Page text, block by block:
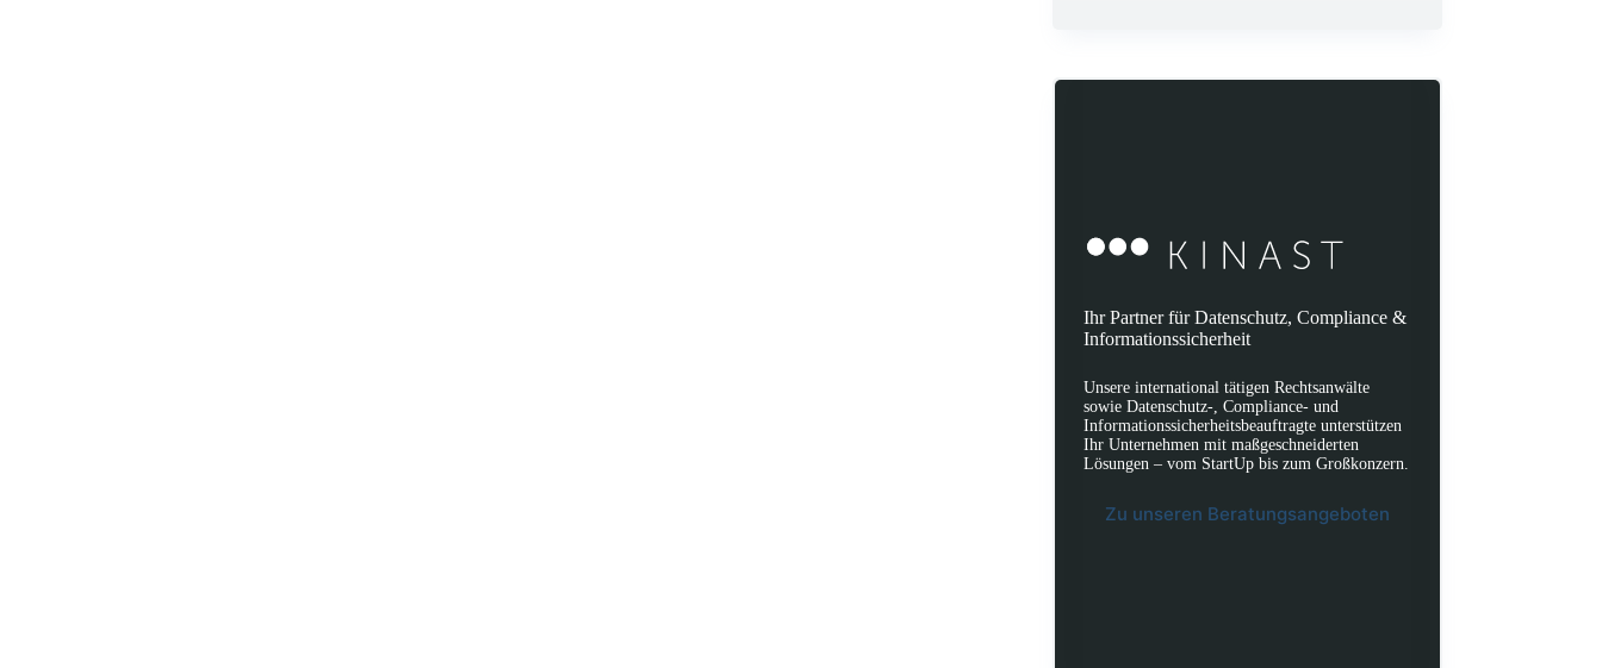
Ihr Partner für Datenschutz, Compliance &
Informationssicherheit
Unsere international tätigen Rechtsanwälte
sowie Datenschutz-, Compliance- und
Informationssicherheitsbeauftragte unterstützen
Ihr Unternehmen mit maßgeschneiderten
Lösungen – vom StartUp bis zum Großkonzern.
Zu unseren Beratungsangeboten